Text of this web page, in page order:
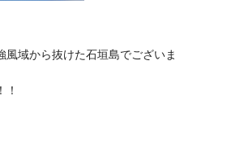
風域から抜けた石垣島でございま
！